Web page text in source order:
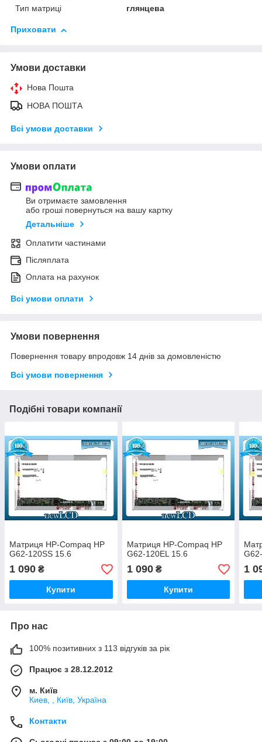
Тип матриці
глянцева
Приховати
Умови доставки
Нова Пошта
НОВА ПОШТА
Всі умови доставки
Умови оплати
Ви отримаєте замовлення
або гроші повернуться на вашу картку
Детальніше
Оплатити частинами
Післяплата
Оплата на рахунок
Всі умови оплати
Умови повернення
Повернення товару впродовж 14 днів за домовленістю
Всі умови повернення
Подібні товари компанії
Матриця HP-Compaq HP
G62-120SS 15.6
1 090 ₴
Купити
Матриця HP-Compaq HP
G62-120EL 15.6
1 090₴
Купити
1
Про нас
100% позитивних з 113 відгуків за рік
Працює з 28.12.2012
м. Київ
Киев, , Київ, Україна
Контакти